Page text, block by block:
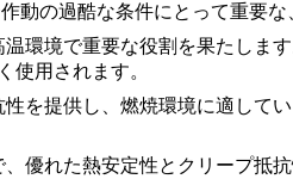
の過酷な条件にとって重要
環境で重要な役割を果たします
使用されます。
を提供し、燃焼環境に適して
優れた熱安定性とクリープ抵抗